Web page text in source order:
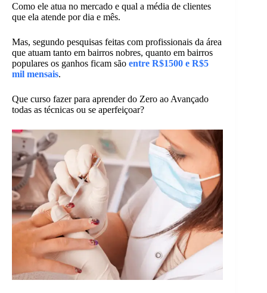
Como ele atua no mercado e qual a média de clientes
que ela atende por dia e mês.
Mas, segundo pesquisas feitas com profissionais da área
que atuam tanto em bairros nobres, quanto em bairros
populares os ganhos ficam são entre R$1500 e R$5
mil mensais.
Que curso fazer para aprender do Zero ao Avançado
todas as técnicas ou se aperfeiçoar?